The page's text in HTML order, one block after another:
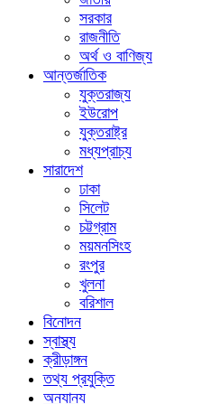
সরকার
রাজনীতি
অর্থ ও বাণিজ্য
আন্তর্জাতিক
যুক্তরাজ্য
ইউরোপ
যুক্তরাষ্ট্র
মধ্যপ্রাচ্য
সারাদেশ
ঢাকা
সিলেট
চট্টগ্রাম
ময়মনসিংহ
রংপুর
খুলনা
বরিশাল
বিনোদন
স্বাস্থ্য
ক্রীড়াঙ্গন
তথ্য প্রযুক্তি
অন্যান্য